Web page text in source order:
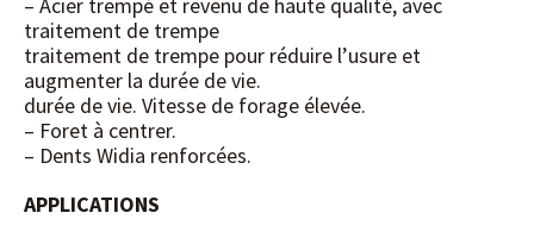
traitement de trempe
traitement de trempe pour réduire l’usure et
augmenter la durée de vie.
durée de vie. Vitesse de forage élevée.
– Foret à centrer.
– Dents Widia renforcées.
APPLICATIONS